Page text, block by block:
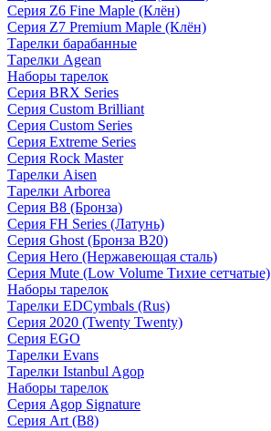
Серия Z6 Fine Maple (Клён)
Серия Z7 Premium Maple (Клён)
Тарелки барабанные
Тарелки Agean
Наборы тарелок
Серия BRX Series
Серия Custom Brilliant
Серия Custom Series
Серия Extreme Series
Серия Rock Master
Тарелки Aisen
Тарелки Arborea
Серия B8 (Бронза)
Серия FH Series (Латунь)
Серия Ghost (Бронза B20)
Серия Hero (Нержавеющая сталь)
Серия Mute (Low Volume Тихие сетчатые)
Наборы тарелок
Тарелки EDCymbals (Rus)
Серия 2020 (Twenty Twenty)
Серия EGO
Тарелки Evans
Тарелки Istanbul Agop
Наборы тарелок
Серия Agop Signature
Серия Art (B8)